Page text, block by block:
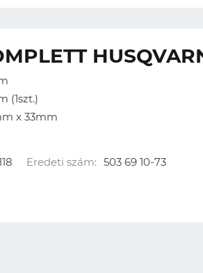
(1szt.)
x 33mm
Eredeti szám: 503 69 10-73